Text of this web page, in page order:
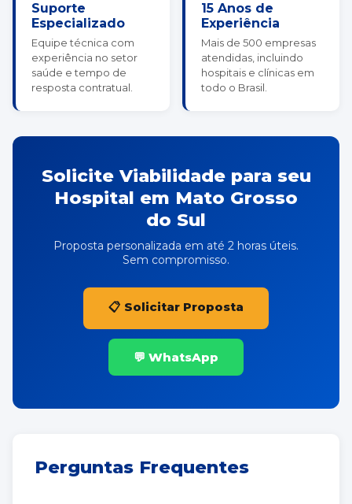
Suporte
Especializado
Equipe técnica com
experiência no setor
saúde e tempo de
resposta contratual.
15 Anos de
Experiência
Mais de 500 empresas
atendidas, incluindo
hospitais e clínicas em
todo o Brasil.
Solicite Viabilidade para seu
Hospital em Mato Grosso
do Sul
Proposta personalizada em até 2 horas úteis.
Sem compromisso.
📋 Solicitar Proposta
💬 WhatsApp
Perguntas Frequentes